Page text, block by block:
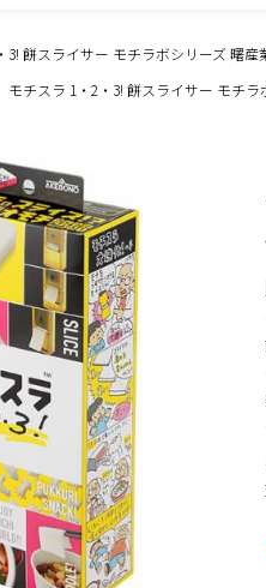
3! 餅スライサー モチラボシリーズ 曙産
モチスラ 1・2・3! 餅スライサー モチラ